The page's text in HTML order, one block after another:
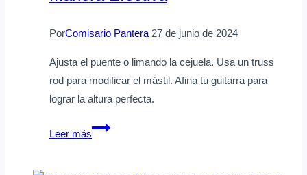
usarlos
PorComisario Pantera 27 de junio de 2024
Ajusta el puente o limando la cejuela. Usa un truss
rod para modificar el mástil. Afina tu guitarra para
lograr la altura perfecta.
Leer más
Cómo